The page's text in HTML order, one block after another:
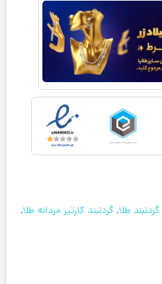
گردنبند طلا, گردنبند کارتیر مردانه طلا,